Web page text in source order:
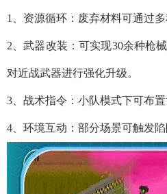
1、资源循环：废弃材料可通过多
2、武器改装：可实现30余种枪
对近战武器进行强化升级。
3、战术指令：小队模式下可布置
4、环境互动：部分场景可触发陷